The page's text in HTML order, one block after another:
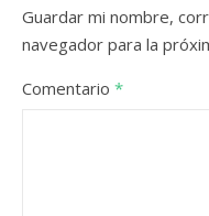
Guardar mi nombre,
navegador para la
Comentario *